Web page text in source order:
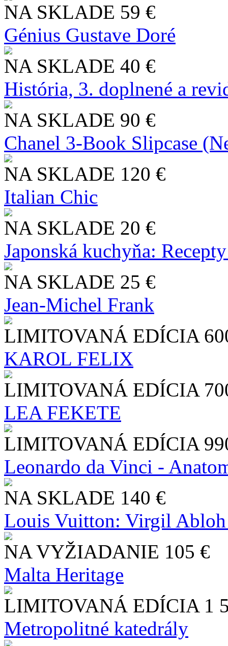
NA SKLADE 59 €
Génius Gustave Doré
NA SKLADE 40 €
História, 3. doplnené a
NA SKLADE 90 €
Chanel 3-Book Slipcase
NA SKLADE 120 €
Italian Chic
NA SKLADE 20 €
Japonská kuchyňa:
NA SKLADE 25 €
Jean-Michel Frank
LIMITOVANÁ EDÍCIA
KAROL FELIX
LIMITOVANÁ EDÍCIA
LEA FEKETE
LIMITOVANÁ EDÍCIA
Leonardo da Vinci -
NA SKLADE 140 €
Louis Vuitton: Virgil
NA VYŽIADANIE 105 €
Malta Heritage
LIMITOVANÁ EDÍCIA 1
Metropolitné katedrály